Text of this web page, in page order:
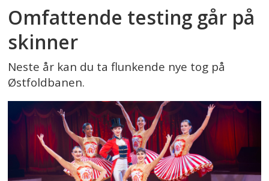
Omfattende testing går på
skinner
Neste år kan du ta flunkende nye tog på
Østfoldbanen.